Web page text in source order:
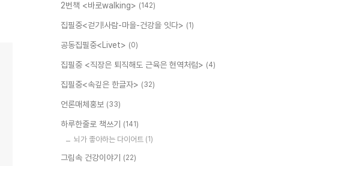
2번책 <바로walking> (142)
집필중<걷기!사람-마을-건강을 잇다> (1)
공동집필중<Livet> (0)
집필중 <직장은 퇴직해도 근육은 현역처럼> (4)
집필중<속깊은 한글자> (32)
언론매체홍보 (33)
하루한줄로 책쓰기 (141)
뇌가 좋아하는 다이어트 (1)
그림속 건강이야기 (22)